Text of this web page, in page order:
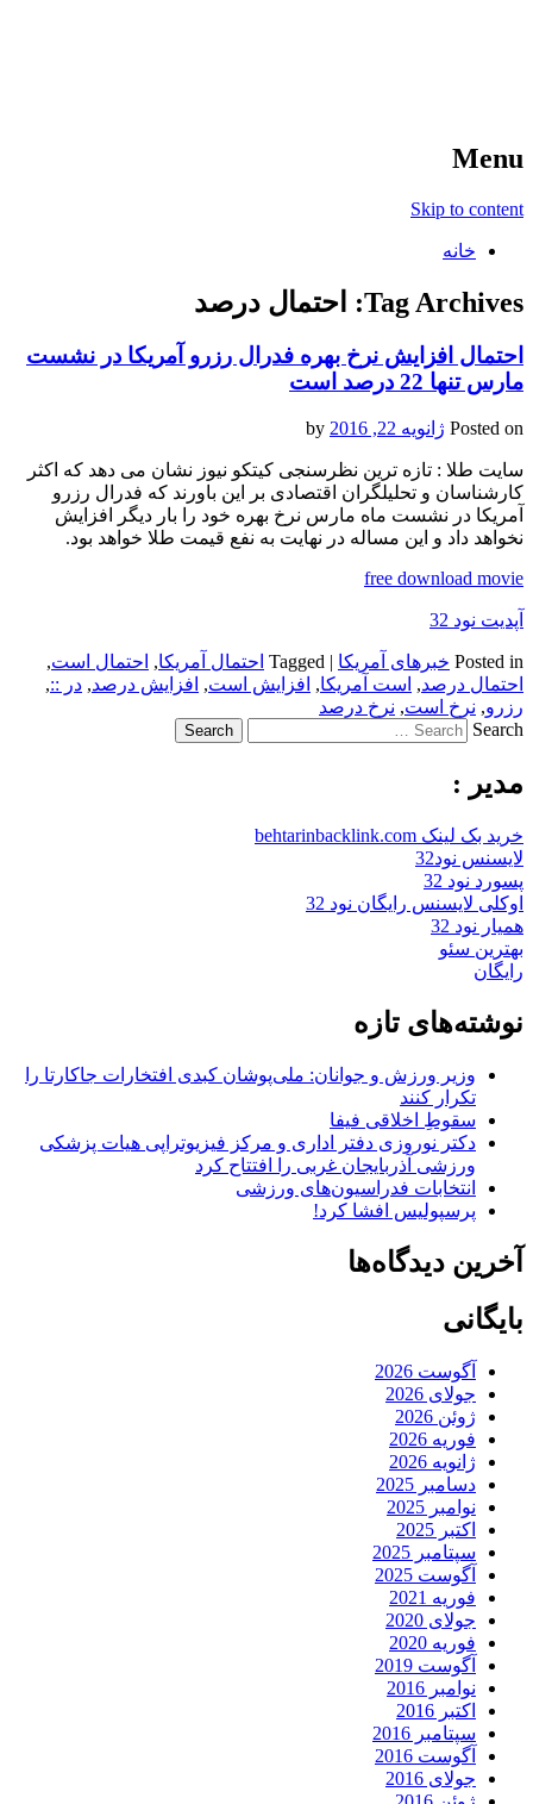
Menu
Skip to content
خانه
Tag Archives: احتمال درصد
احتمال افزایش نرخ بهره فدرال رزرو آمریکا در نشست
مارس تنها 22 درصد است
Posted on ژانویه 22, 2016
سایت طلا : تازه ترین نظرسنجی کیتکو نیوز نشان می دهد که اکثر
کارشناسان و تحلیلگران اقتصادی بر این باورند که فدرال رزرو
آمریکا در نشست ماه مارس نرخ بهره خود را بار دیگر افزایش
نخواهد داد و این مساله در نهایت به نفع قیمت طلا خواهد بود.
free download movie
آپدیت نود 32
Posted in خبرهای آمریکا |
Tagged احتمال آمریکا, احتمال است,
احتمال درصد, است آمریکا, افزایش است, افزایش درصد, در ::,
رزرو, نرخ است, نرخ درصد
Search
مدیر :
خرید بک لینک behtarinbacklink.com
لایسنس نود32
پسورد نود 32
اوکلی لایسنس رایگان نود 32
همیار نود 32
بهترین سئو
رایگان
نوشته‌های تازه
وزیر ورزش و جوانان: ملی‌پوشان کبدی افتخارات جاکارتا را
تکرار کنند
سقوطِ اخلاقی فیفا
دکتر نوروزی دفتر اداری و مرکز فیزیوتراپی هیات پزشکی
ورزشی آذربایجان غربی را افتتاح کرد
انتخابات فدراسیون‌های ورزشی
پرسپولیس افشا کرد!
آخرین دیدگاه‌ها
بایگانی
آگوست 2026
جولای 2026
ژوئن 2026
فوریه 2026
ژانویه 2026
دسامبر 2025
نوامبر 2025
اکتبر 2025
سپتامبر 2025
آگوست 2025
فوریه 2021
جولای 2020
فوریه 2020
آگوست 2019
نوامبر 2016
اکتبر 2016
سپتامبر 2016
آگوست 2016
جولای 2016